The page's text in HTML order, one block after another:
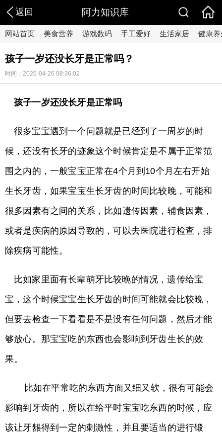
返回 阿力知识库
网站首页 美食营养 游戏数码 手工爱好 生活家居 健康养
孩子一岁还没长牙是正常吗？
时间：2026-04-26 08:36:02
孩子一岁还没长牙是正常吗
很多宝宝遇到一个问题就是已经到了一周岁的时
候，还没有长牙的迹象这个时候肯定是不属于正常范
围之内的，一般宝宝正常在4个月到10个月左右开始
生长牙齿，如果宝宝生长牙齿的时间比较晚，可能和
很多因素有之间的关系，比如遗传因素，辅食因素，
或者是疾病的原因导致的，可以去医院进行检查，排
除疾病可能性。
比如家里面有长辈萌牙比较晚的情况，遗传给宝
宝，这个时候宝宝生长牙齿的时间可能就会比较晚，
但要去检查一下看看是不是没有任何问题，然后才能
够放心。那宝宝吃的东西也会影响到牙齿生长的效
果。
比如在平常吃的东西方面又细又软，很有可能会
影响到牙齿的，所以在给平时宝宝吃东西的时候，应
该让牙龈得到一定的刺激性，并且要适当的进行锻